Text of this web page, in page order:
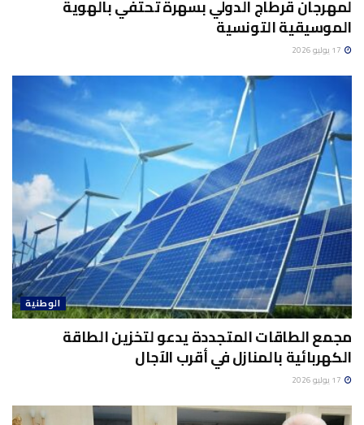
لمهرجان قرطاج الدولي بسهرة تحتفي بالهوية
الموسيقية التونسية
الوطنية
مجمع الطاقات المتجددة يدعو لتخزين الطاقة
الكهربائية بالمنازل في أقرب الآجال